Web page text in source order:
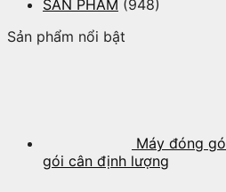
SẢN PHẨM (948)
Sản phẩm nổi bật
Máy đóng
gói cân định lượng